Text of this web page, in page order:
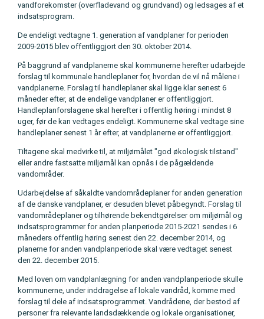
vandforekomster (overfladevand og grundvand) og ledsages af et
indsatsprogram.
De endeligt vedtagne 1. generation af vandplaner for perioden
2009-2015 blev offentliggjort den 30. oktober 2014.
På baggrund af vandplanerne skal kommunerne herefter udarbejde
forslag til kommunale handleplaner for, hvordan de vil nå målene i
vandplanerne. Forslag til handleplaner skal ligge klar senest 6
måneder efter, at de endelige vandplaner er offentliggjort.
Handleplanforslagene skal herefter i offentlig høring i mindst 8
uger, før de kan vedtages endeligt. Kommunerne skal vedtage sine
handleplaner senest 1 år efter, at vandplanerne er offentliggjort.
Tiltagene skal medvirke til, at miljømålet "god økologisk tilstand"
eller andre fastsatte miljømål kan opnås i de pågældende
vandområder.
Udarbejdelse af såkaldte vandområdeplaner for anden generation
af de danske vandplaner, er desuden blevet påbegyndt. Forslag til
vandområdeplaner og tilhørende bekendtgørelser om miljømål og
indsatsprogrammer for anden planperiode 2015-2021 sendes i 6
måneders offentlig høring senest den 22. december 2014, og
planerne for anden vandplanperiode skal være vedtaget senest
den 22. december 2015.
Med loven om vandplanlægning for anden vandplanperiode skulle
kommunerne, under inddragelse af lokale vandråd, komme med
forslag til dele af indsatsprogrammet. Vandrådene, der bestod af
personer fra relevante landsdækkende og lokale organisationer,